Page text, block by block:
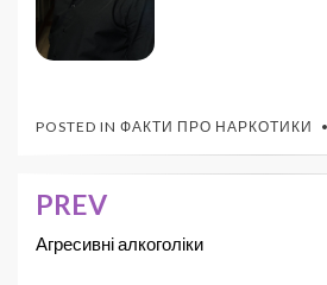
POSTED IN ФАКТИ ПРО НАРКОТИКИ
PREV
Агресивні алкоголіки